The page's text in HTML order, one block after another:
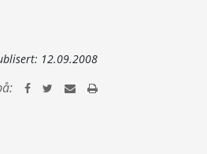
12.09.2008